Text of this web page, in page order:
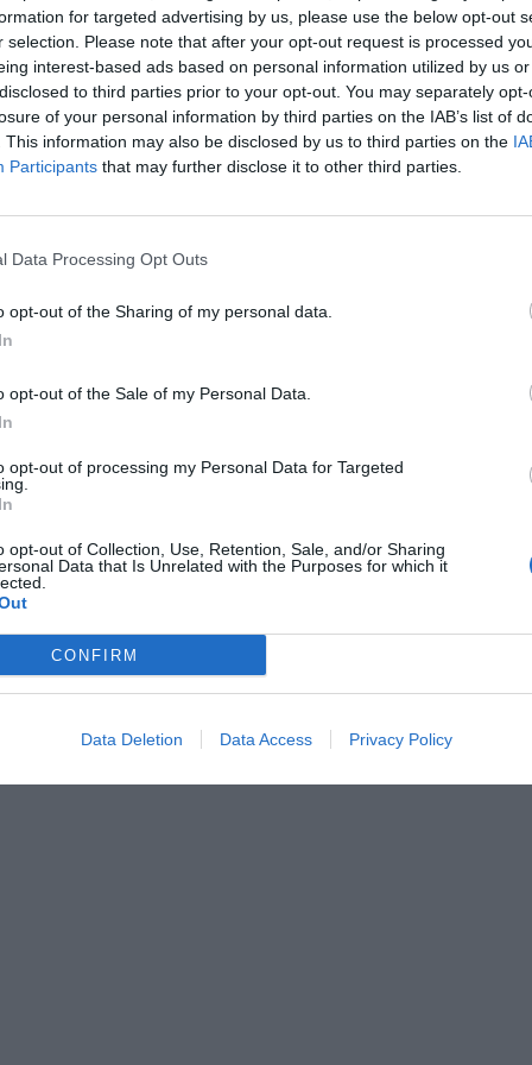
for targeted advertising by us, please use the below opt-out
selection. Please note that after your opt-out request is processed
interest-based ads based on personal information utilized by us
to third parties prior to your opt-out. You may separately
of your personal information by third parties on the IAB’s list of
This information may also be disclosed by us to third parties on the
Participants that may further disclose it to other third parties.
Data Processing Opt Outs
opt-out of the Sharing of my personal data.
opt-out of the Sale of my Personal Data.
opt-out of processing my Personal Data for Targeted
opt-out of Collection, Use, Retention, Sale, and/or Sharing
Data that Is Unrelated with the Purposes for which it
CONFIRM
Data Deletion Data Access Privacy Policy
en drink med varm
spetsad med
rom och toppad med
Äppelglögg med
Trött på vinglögg? Gör
äppelglögg istället. En
äppelmust smaksatt med
samt...
drink blandad med
brandy,
cocktail med vodka,